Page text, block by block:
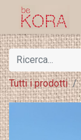
Tutti i prodotti